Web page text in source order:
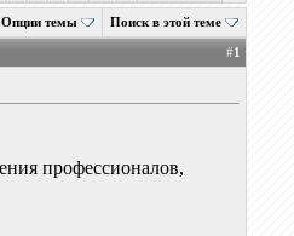
Опции темы Поиск в этой теме
#1
профессионалов,